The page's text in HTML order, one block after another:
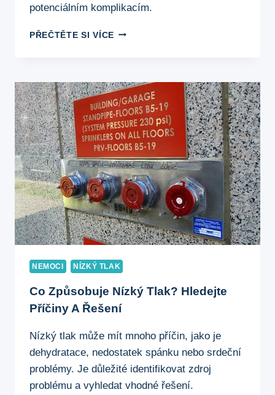
potenciálním komplikacím.
PŘEČTĚTE SI VÍCEKDY
IDENTIFIKUJTE
SITUACE
A
PŘEDEJDĚTE
KOMPLIKACÍM
NEMOCI NÍZKÝ TLAK
Co Způsobuje Nízký Tlak? Hledejte
Příčiny A Řešení
Nízký tlak může mít mnoho příčin, jako je
dehydratace, nedostatek spánku nebo srdeční
problémy. Je důležité identifikovat zdroj
problému a vyhledat vhodné řešení.